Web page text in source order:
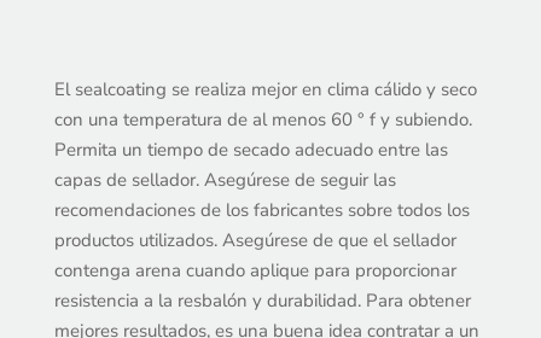
El sealcoating se realiza mejor en clima cálido y seco
con una temperatura de al menos 60 ° f y subiendo.
Permita un tiempo de secado adecuado entre las
capas de sellador. Asegúrese de seguir las
recomendaciones de los fabricantes sobre todos los
productos utilizados. Asegúrese de que el sellador
contenga arena cuando aplique para proporcionar
resistencia a la resbalón y durabilidad. Para obtener
mejores resultados, es una buena idea contratar a un